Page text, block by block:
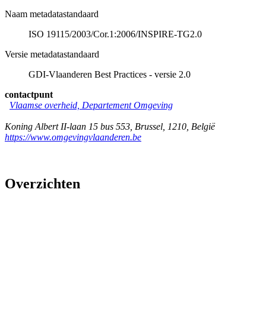
Naam metadatastandaard
ISO 19115/2003/Cor.1:2006/INSPIRE-TG2.0
Versie metadatastandaard
GDI-Vlaanderen Best Practices - versie 2.0
contactpunt
Vlaamse overheid, Departement Omgeving
Koning Albert II-laan 15 bus 553 Brussel 1210 België
https://www.omgevingvlaanderen.be
Overzichten